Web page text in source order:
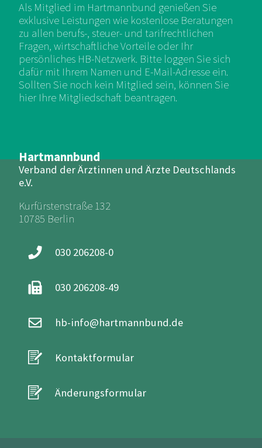
Hartmannbund
Verband der Ärztinnen und Ärzte Deutschlands
e.V.
Kurfürstenstraße 132
10785 Berlin
030 206208-0
030 206208-49
hb-info@hartmannbund.de
Kontaktformular
Änderungsformular
Als Mitglied im Hartmannbund genießen Sie
exklusive Leistungen wie kostenlose Beratungen
zu allen berufs-, steuer- und tarifrechtlichen
Fragen, wirtschaftliche Vorteile oder Ihr
persönliches HB-Netzwerk. Bitte loggen Sie sich
dafür mit Ihrem Namen und E-Mail-Adresse ein.
Sollten Sie noch kein Mitglied sein, können Sie
hier Ihre Mitgliedschaft beantragen.